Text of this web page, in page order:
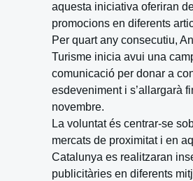
aquesta iniciativa oferiran
promocions en diferents
Per quart any consecutiu,
Turisme inicia avui una
comunicació per donar a
esdeveniment i s’allargarà
novembre.
La voluntat és centrar-se
mercats de proximitat i en
Catalunya es realitzaran
publicitàries en diferents